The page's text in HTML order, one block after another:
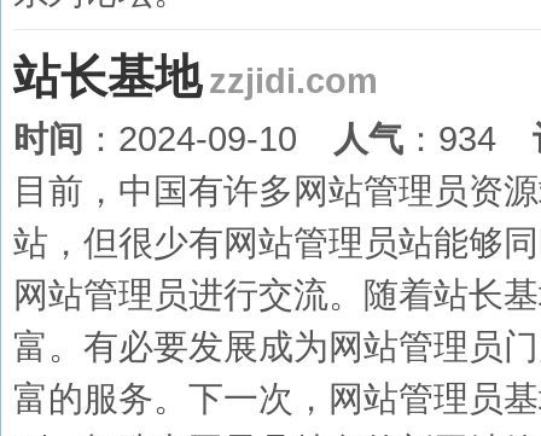
站长基地 zzjidi.com
时间 ：2024-09-10 人气 ：934
目前，中国有许多网站管理员资
站，但很少有网站管理员站能够
网站管理员进行交流。随着站长
富。有必要发展成为网站管理员
富的服务。下一次，网站管理员